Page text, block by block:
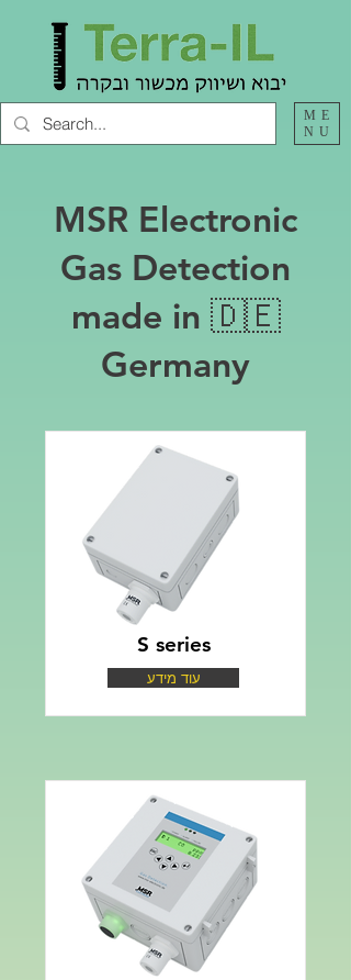
ME
NU
MSR Electronic
Gas Detection
made in 🇩🇪
Germany
S series
עוד מידע